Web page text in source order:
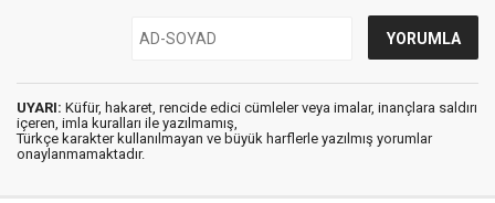
UYARI: Küfür, hakaret, rencide edici cümleler veya imalar, inançlara saldırı
içeren, imla kuralları ile yazılmamış,
Türkçe karakter kullanılmayan ve büyük harflerle yazılmış yorumlar
onaylanmamaktadır.